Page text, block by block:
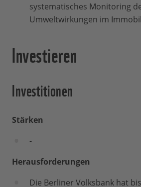
systematisches Monitoring
Umweltwirkungen im
Investieren
Investitionen
Stärken
-
Herausforderungen
Die Berliner Volksbank hat